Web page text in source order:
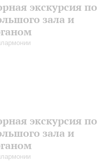
экскурсия по
зала и
экскурсия по
зала и